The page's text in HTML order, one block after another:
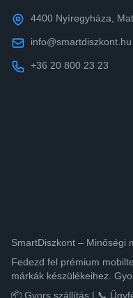
4400 Nyíregyháza,
info@smartdiszkont.hu
+36 20 800 23 23
SmartDiszkont – Minőségi
Fedezd fel prémium
márkák készülékeihez.
📦 Gyors szállítás | 📞